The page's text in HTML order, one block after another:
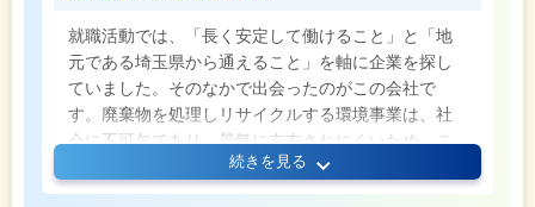
就職活動では、「長く安定して働けること」と「地
元である埼玉県から通えること」を軸に企業を探し
ていました。そのなかで出会ったのがこの会社で
す。廃棄物を処理しリサイクルする環境事業は、社
会に不可欠であり、景気に左右されにくいため、こ
こなら安心して長く働けると感じました。
続きを見る